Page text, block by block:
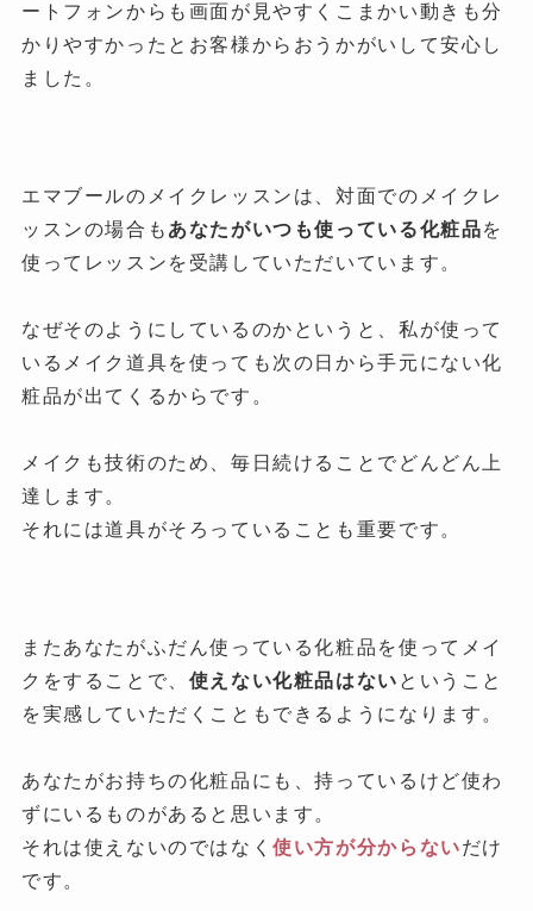
ートフォンからも画面が見やすくこまかい動きも分
かりやすかったとお客様からおうかがいして安心し
ました。
エマブールのメイクレッスンは、対面でのメイクレ
ッスンの場合も あなたがいつも使っている化粧品を
使ってレッスンを受講していただいています。
なぜそのようにしているのかというと、私が使って
いるメイク道具を使っても次の日から手元にない化
粧品が出てくるからです。
メイクも技術のため、毎日続けることでどんどん上
達します。
それには道具がそろっていることも重要です。
またあなたがふだん使っている化粧品を使ってメイ
クをすることで、 使えない化粧品はない ということ
を実感していただくこともできるようになります。
あなたがお持ちの化粧品にも、持っているけど使わ
ずにいるものがあると思います。
それは使えないのではなく使い方が分からないだけ
です。